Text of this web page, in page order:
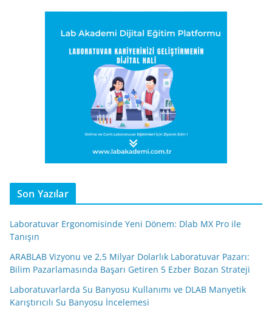
Son Yazılar
Laboratuvar Ergonomisinde Yeni Dönem: Dlab MX Pro ile
Tanışın
ARABLAB Vizyonu ve 2,5 Milyar Dolarlık Laboratuvar Pazarı:
Bilim Pazarlamasında Başarı Getiren 5 Ezber Bozan Strateji
Laboratuvarlarda Su Banyosu Kullanımı ve DLAB Manyetik
Karıştırıcılı Su Banyosu İncelemesi